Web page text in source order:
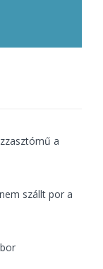
a
szállt por a